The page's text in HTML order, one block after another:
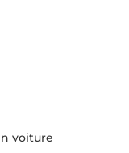
voiture